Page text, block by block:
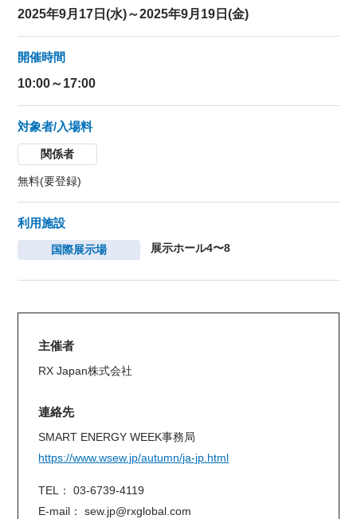
2025年9月17日(水)～2025年9月19日(金)
開催時間
10:00～17:00
対象者/入場料
関係者
無料(要登録)
利用施設
国際展示場 展示ホール4〜8
主催者
RX Japan株式会社
連絡先
SMART ENERGY WEEK事務局
https://www.wsew.jp/autumn/ja-jp.html
TEL： 03-6739-4119
E-mail： sew.jp@rxglobal.com